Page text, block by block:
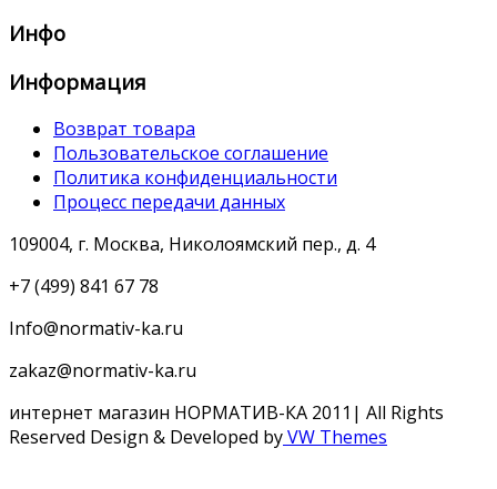
Инфо
Информация
Возврат товара
Пользовательское соглашение
Политика конфиденциальности
Процесс передачи данных
109004, г. Москва, Николоямский пер., д. 4
+7 (499) 841 67 78
Info@normativ-ka.ru
zakaz@normativ-ka.ru
интернет магазин НОРМАТИВ-КА 2011| All Rights
Reserved Design & Developed byVW Themes